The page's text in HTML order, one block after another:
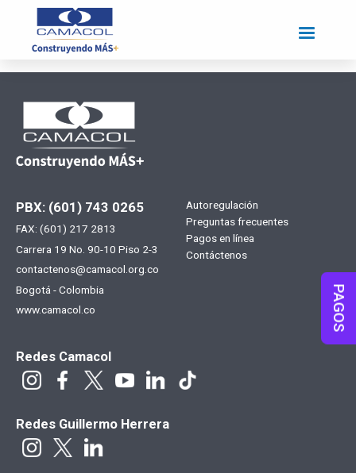
contenido
PAGOS
PBX: (601) 743 0265
FAX: (601) 217 2813
Carrera 19 No. 90-10 Piso 2-3
contactenos@camacol.org.co
Bogotá - Colombia
www.camacol.co
Menú
footer
Autoregulación
Preguntas frecuentes
Pagos en línea
Contáctenos
Redes Camacol
Redes Guillermo Herrera